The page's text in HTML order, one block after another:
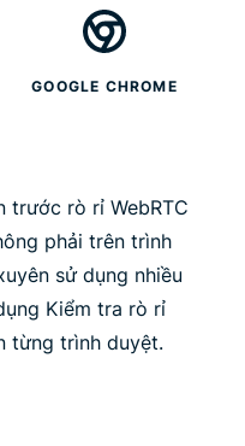
GOOGLE CHROME
trước rò rỉ WebRTC
phải trên trình
sử dụng nhiều
Kiểm tra rò rỉ
từng trình duyệt.